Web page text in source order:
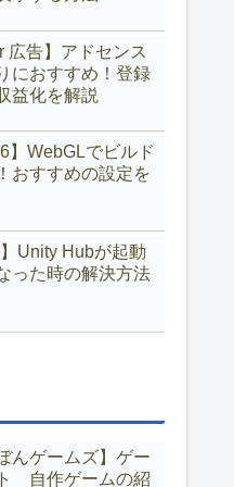
広告】アドセンス
におすすめ！登録
益化を解説
】WebGLでビルド
おすすめの設定を
】Unity Hubが起動
った時の解決方法
んゲームズ】ゲー
自作ゲームの紹